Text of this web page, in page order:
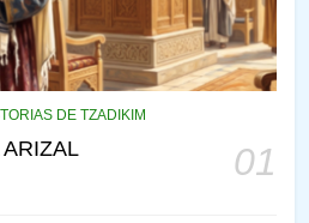
DE TZADIKIM
01
JUDÍO PIRKEI AVOT
Y JASIDUT: EL
DE LOS PADRES